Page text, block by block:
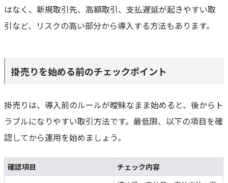
はなく、新規取引先、高額取引、支払遅延が起きやすい取
引など、リスクの高い部分から導入する方法もあります。
掛売りを始める前のチェックポイント
掛売りは、導入前のルールが曖昧なまま始めると、後からト
ラブルになりやすい取引方法です。最低限、以下の項目を確
認してから運用を始めましょう。
確認項目 チェック内容